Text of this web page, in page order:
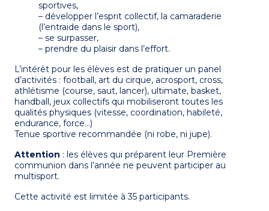
sportives,
– développer l’esprit collectif, la camaraderie
(l’entraide dans le sport),
– se surpasser,
– prendre du plaisir dans l’effort.
L’intérêt pour les élèves est de pratiquer un panel
d’activités : football, art du cirque, acrosport, cross,
athlétisme (course, saut, lancer), ultimate, basket,
handball, jeux collectifs qui mobiliseront toutes les
qualités physiques (vitesse, coordination, habileté,
endurance, force…)
Tenue sportive recommandée (ni robe, ni jupe).
Attention : les élèves qui préparent leur Première
communion dans l’année ne peuvent participer au
multisport.
Cette activité est limitée à 35 participants.